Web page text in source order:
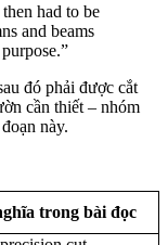
had to be
and beams
đó phải được cắt
cần thiết – nhóm
này.
trong bài đọc